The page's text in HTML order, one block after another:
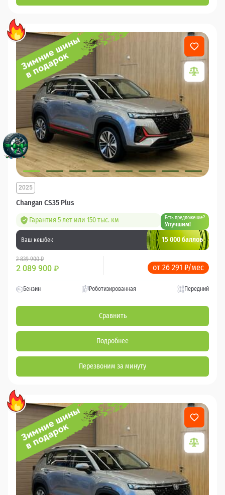
Changan CS35 Plus
2025
Гарантия 5 лет или 150 тыс. км Есть предложение?
Улучшим!
Ваш кешбек 15 000 баллов
2 839 900 ₽
2 089 900 ₽ от 26 291 ₽/мес
Бензин Роботизированная Передний
Сравнить
Подробнее
Перезвоним за минуту